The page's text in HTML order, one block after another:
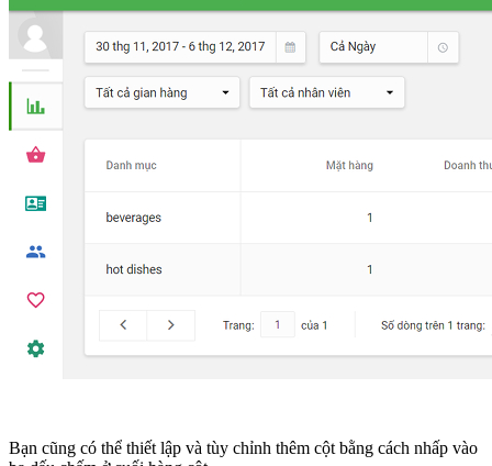
Bạn cũng có thể thiết lập và tùy chỉnh thêm cột bằng cách nhấp vào